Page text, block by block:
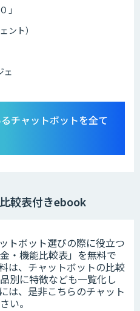
」
ント）
ェ
チャットボットを全て
較表付きebook
トボット選びの際に役立つ
・機能比較表」を無料で
は、チャットボットの比較
別に特徴なども一覧化し
は、是非こちらのチャット
い。